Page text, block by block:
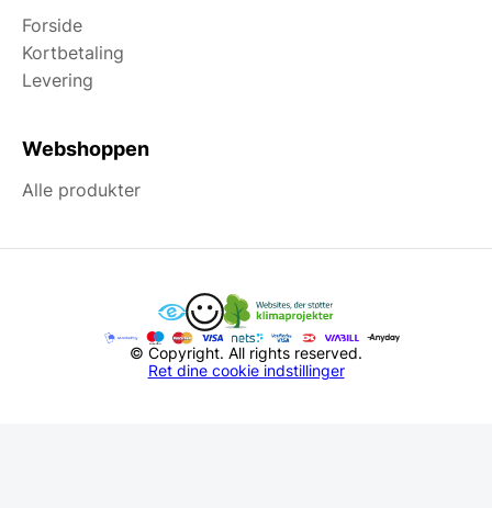
Forside
Kortbetaling
Levering
Webshoppen
Alle produkter
© Copyright. All rights reserved.
Ret dine cookie indstillinger